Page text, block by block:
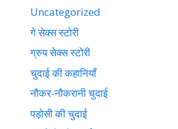
Uncategorized
गे सेक्स स्टोरी
ग्रुप सेक्स स्टोरी
चुदाई की कहानियाँ
नौकर-नौकरानी चुदाई
पड़ोसी की चुदाई